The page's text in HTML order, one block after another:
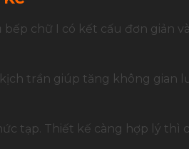
chữ I có kết cấu đơn giản
trần giúp tăng không gian
tạp. Thiết kế càng hợp lý thì